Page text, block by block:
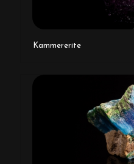
Kammererite